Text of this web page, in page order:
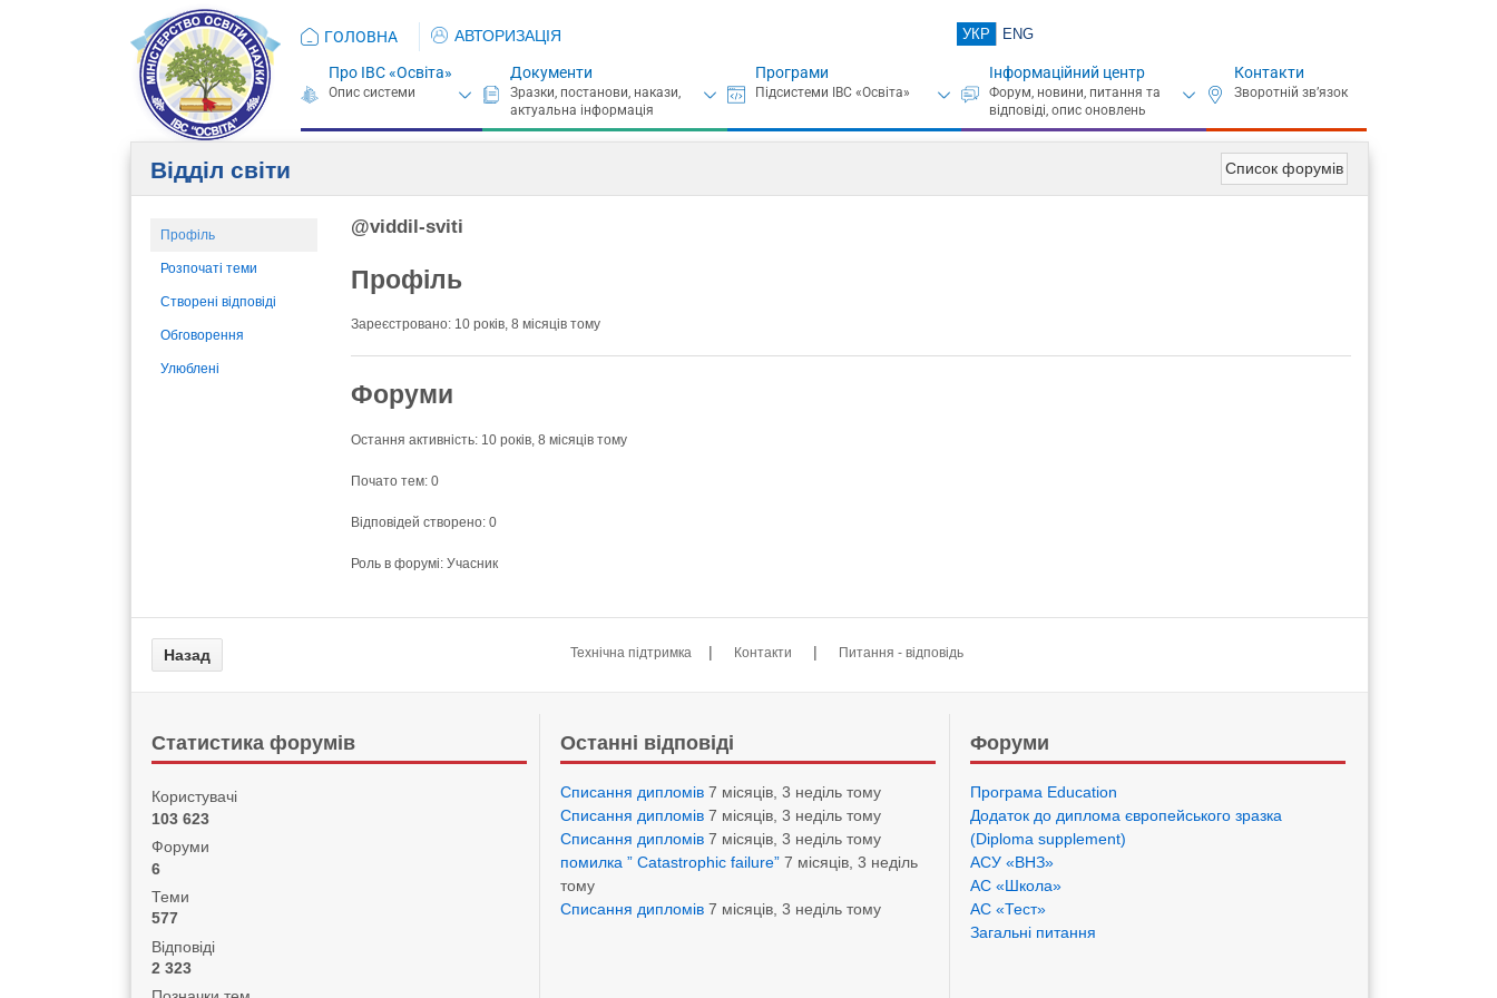
ГОЛОВНА АВТОРИЗАЦІЯ УКР ENG
Про ІВС «Освіта» Документи Програми Інформаційний центр Контакти
Список форумів
Відділ світи
Профіль
Розпочаті теми
Створені відповіді
Обговорення
Улюблені
@viddil-sviti
Профіль
Зареєстровано: 10 років, 8 місяців тому
Форуми
Остання активність: 10 років, 8 місяців тому
Почато тем: 0
Відповідей створено: 0
Роль в форумі: Учасник
Технічна підтримка | Контакти | Питання - відповідь
Статистика форумів
Користувачі
103 623
Форуми
6
Теми
577
Відповіді
2 323
Останні відповіді
Списання дипломів 7 місяців, 3 неділь тому
Списання дипломів 7 місяців, 3 неділь тому
Списання дипломів 7 місяців, 3 неділь тому
помилка ” Catastrophic failure” 7 місяців, 3 неділь
тому
Списання дипломів 7 місяців, 3 неділь тому
Форуми
Програма Eduсation
Додаток до диплома європейського зразка
(Diploma supplement)
АСУ «ВНЗ»
АС «Школа»
АС «Тест»
Загальні питання